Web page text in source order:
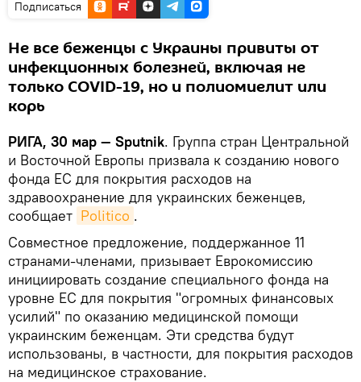
Подписаться
Не все беженцы с Украины привиты от
инфекционных болезней, включая не
только COVID-19, но и полиомиелит или
корь
РИГА, 30 мар — Sputnik. Группа стран Центральной
и Восточной Европы призвала к созданию нового
фонда ЕС для покрытия расходов на
здравоохранение для украинских беженцев,
сообщает Politico .
Совместное предложение, поддержанное 11
странами-членами, призывает Еврокомиссию
инициировать создание специального фонда на
уровне ЕС для покрытия "огромных финансовых
усилий" по оказанию медицинской помощи
украинским беженцам. Эти средства будут
использованы, в частности, для покрытия расходов
на медицинское страхование.